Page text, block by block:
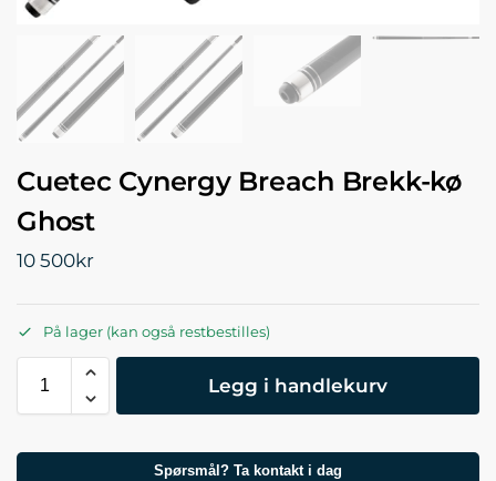
Cuetec Cynergy Breach Brekk-kø
Ghost
10 500kr
På lager (kan også restbestilles)
Legg i handlekurv
Spørsmål? Ta kontakt i dag